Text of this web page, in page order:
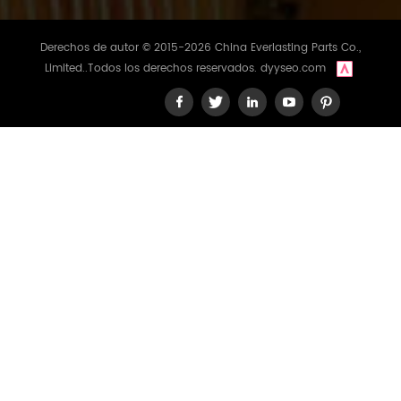
Derechos de autor © 2015-2026 China Everlasting Parts Co.,
Limited..Todos los derechos reservados. dyyseo.com